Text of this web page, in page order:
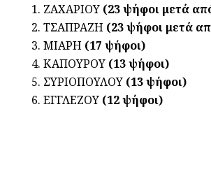
ΖΑΧΑΡΙΟΥ (23 ψήφοι μετά
ΤΣΑΠΡΑΖΗ (23 ψήφοι μετά
ΜΙΑΡΗ (17 ψήφοι)
ΚΑΠΟΥΡΟΥ (13 ψήφοι)
ΣΥΡΙΟΠΟΥΛΟΥ (13 ψήφοι)
ΕΓΓΛΕΖΟΥ (12 ψήφοι)